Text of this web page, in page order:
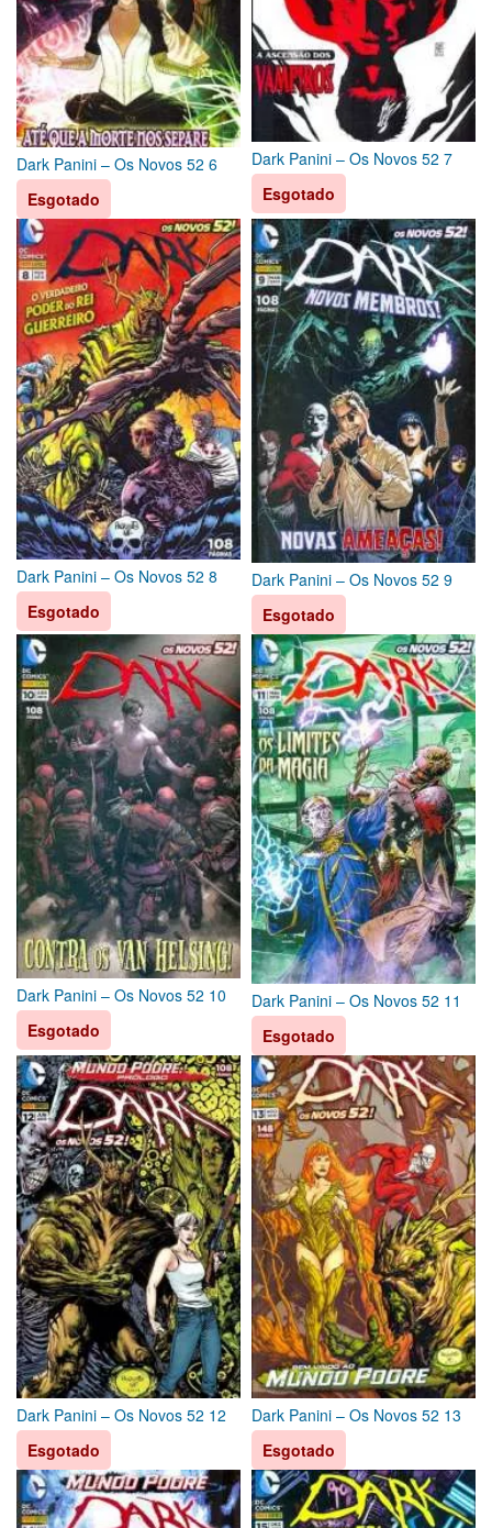
Dark Panini – Os Novos 52 6
Esgotado
Dark Panini – Os Novos 52 7
Esgotado
Dark Panini – Os Novos 52 8
Esgotado
Dark Panini – Os Novos 52 9
Esgotado
Dark Panini – Os Novos 52 10
Esgotado
Dark Panini – Os Novos 52 11
Esgotado
Dark Panini – Os Novos 52 12
Esgotado
Dark Panini – Os Novos 52 13
Esgotado